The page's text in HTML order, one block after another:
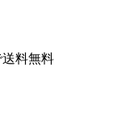
送料無料